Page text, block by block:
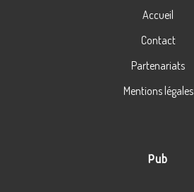
Accueil
Contact
Partenariats
Mentions légales
Pub